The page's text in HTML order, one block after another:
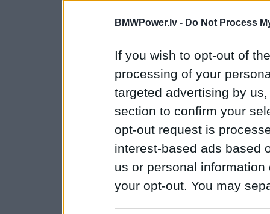
BMWPower.lv - Do Not Process
If you wish to opt-out of
processing of your
targeted advertising by
section to confirm your
opt-out request is
interest-based ads based
us or personal
your opt-out. You may